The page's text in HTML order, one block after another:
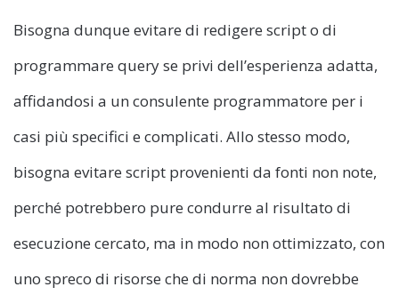
Bisogna dunque evitare di redigere script o di
programmare query se privi dell’esperienza adatta,
affidandosi a un consulente programmatore per i
casi più specifici e complicati. Allo stesso modo,
bisogna evitare script provenienti da fonti non note,
perché potrebbero pure condurre al risultato di
esecuzione cercato, ma in modo non ottimizzato, con
uno spreco di risorse che di norma non dovrebbe